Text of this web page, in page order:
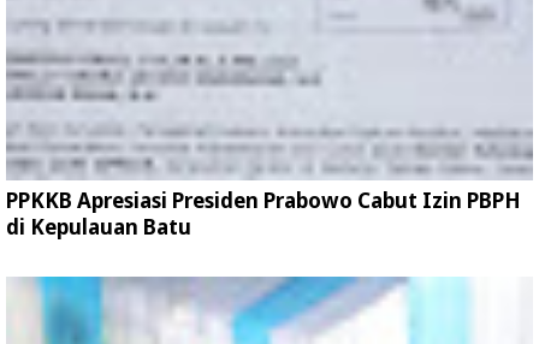
PPKKB Apresiasi Presiden Prabowo Cabut Izin PBPH
di Kepulauan Batu